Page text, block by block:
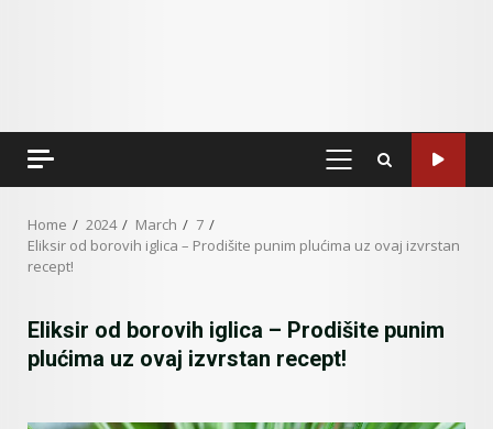
PRIMARY
Home 2024 March
7
Eliksir od borovih iglica – Prodišite punim plućima uz ovaj izvrstan
recept!
Eliksir od borovih iglica – Prodišite punim
plućima uz ovaj izvrstan recept!